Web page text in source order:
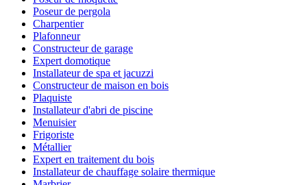
Poseur de pergola
Charpentier
Plafonneur
Constructeur de garage
Expert domotique
Installateur de spa et jacuzzi
Constructeur de maison en bois
Plaquiste
Installateur d'abri de piscine
Menuisier
Frigoriste
Métallier
Expert en traitement du bois
Installateur de chauffage solaire thermique